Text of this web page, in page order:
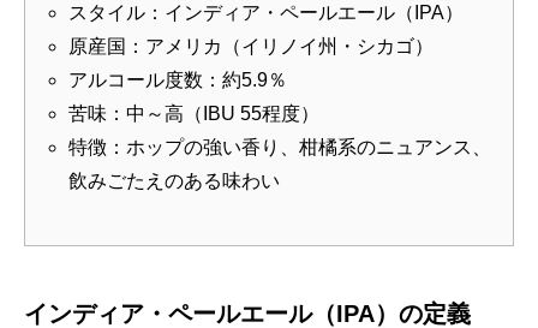
スタイル：インディア・ペールエール（IPA）
原産国：アメリカ（イリノイ州・シカゴ）
アルコール度数：約5.9％
苦味：中～高（IBU 55程度）
特徴：ホップの強い香り、柑橘系のニュアンス、
飲みごたえのある味わい
インディア・ペールエール（IPA）の定義